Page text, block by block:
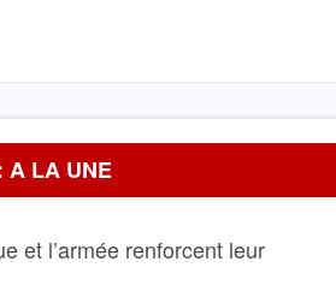
A LA UNE
et l’armée renforcent leur